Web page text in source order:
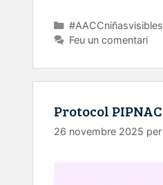
Categories
#AACCniñasvisibles
Feu un comentari
Protocol PIPNAC
26 novembre 2025 per